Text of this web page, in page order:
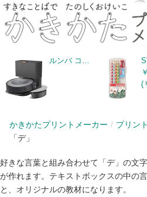
かきかたプリントメーカー プリン
「デ」
好きな言葉と組み合わせて「デ」の文
が作れます。テキストボックスの中の
と、オリジナルの教材になります。
ルンバ コンボ i5+ ロボット掃除機 アイロボット(iRobot) 掃除機掛けと水拭き掃除が一度で完了 水拭き 両用 マッピング 薄型&静音設計 強力吸引 自動充電・運転再開 ゴミ収集 Wi-Fi接続 Alexa対応 カーペット 畳 i557860 【ゴミ捨て/充電が全自動】
(